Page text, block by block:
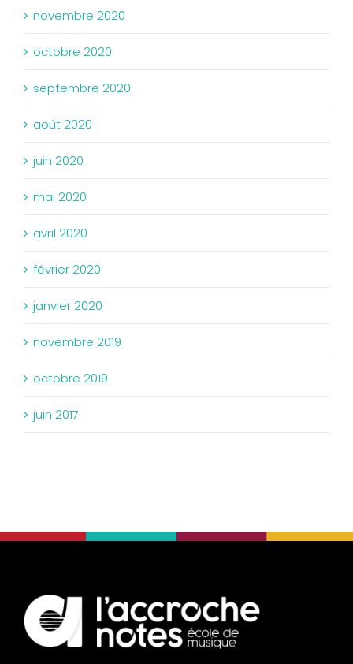
novembre 2020
octobre 2020
septembre 2020
août 2020
juin 2020
mai 2020
avril 2020
février 2020
janvier 2020
novembre 2019
octobre 2019
juin 2017